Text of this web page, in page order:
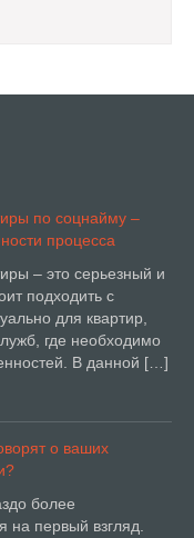
по соцнайму –
процесса
– это серьезный и
подходить с
для квартир,
где необходимо
В данной […]
о ваших
более
на первый взгляд.